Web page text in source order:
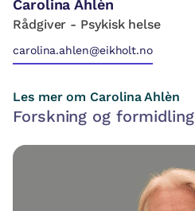
Carolina Ahlèn
Rådgiver - Psykisk helse
carolina.ahlen@eikholt.no
Les mer om Carolina Ahlèn
Forskning og formidling